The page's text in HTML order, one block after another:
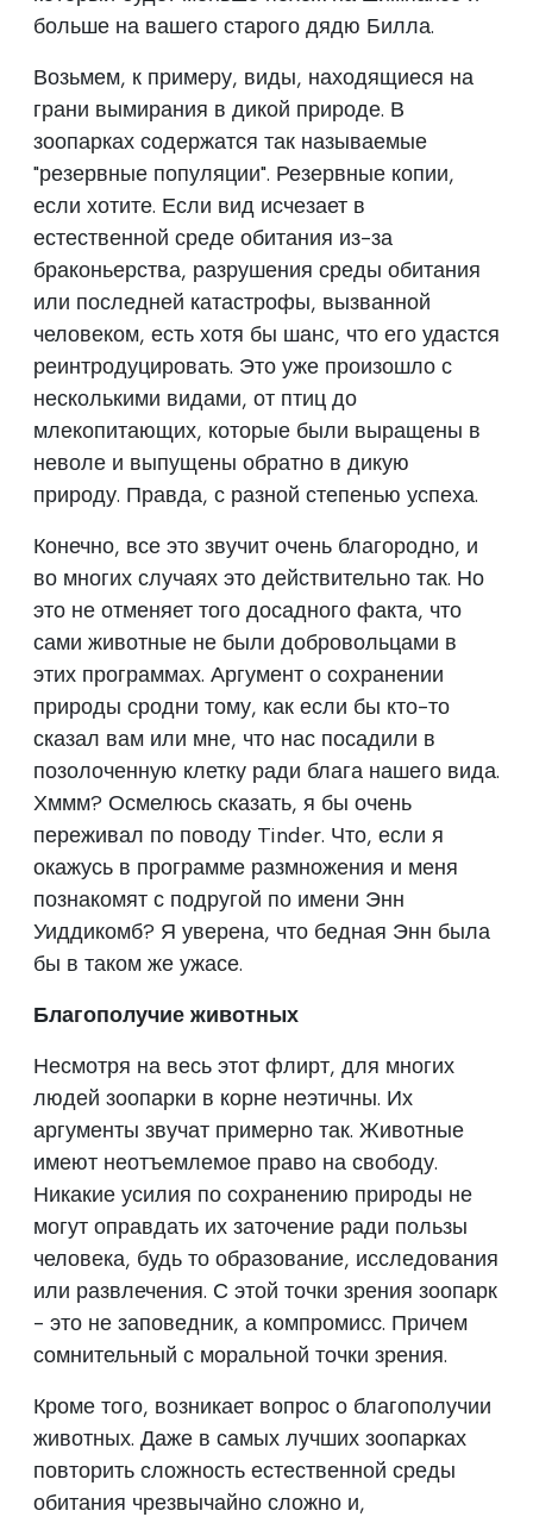
больше на вашего старого дядю Билла.
Возьмем, к примеру, виды, находящиеся на
грани вымирания в дикой природе. В
зоопарках содержатся так называемые
"резервные популяции". Резервные копии,
если хотите. Если вид исчезает в
естественной среде обитания из-за
браконьерства, разрушения среды обитания
или последней катастрофы, вызванной
человеком, есть хотя бы шанс, что его удастся
реинтродуцировать. Это уже произошло с
несколькими видами, от птиц до
млекопитающих, которые были выращены в
неволе и выпущены обратно в дикую
природу. Правда, с разной степенью успеха.
Конечно, все это звучит очень благородно, и
во многих случаях это действительно так. Но
это не отменяет того досадного факта, что
сами животные не были добровольцами в
этих программах. Аргумент о сохранении
природы сродни тому, как если бы кто-то
сказал вам или мне, что нас посадили в
позолоченную клетку ради блага нашего вида.
Хммм? Осмелюсь сказать, я бы очень
переживал по поводу Tinder. Что, если я
окажусь в программе размножения и меня
познакомят с подругой по имени Энн
Уиддикомб? Я уверена, что бедная Энн была
бы в таком же ужасе.
Благополучие животных
Несмотря на весь этот флирт, для многих
людей зоопарки в корне неэтичны. Их
аргументы звучат примерно так. Животные
имеют неотъемлемое право на свободу.
Никакие усилия по сохранению природы не
могут оправдать их заточение ради пользы
человека, будь то образование, исследования
или развлечения. С этой точки зрения зоопарк
- это не заповедник, а компромисс. Причем
сомнительный с моральной точки зрения.
Кроме того, возникает вопрос о благополучии
животных. Даже в самых лучших зоопарках
повторить сложность естественной среды
обитания чрезвычайно сложно и,